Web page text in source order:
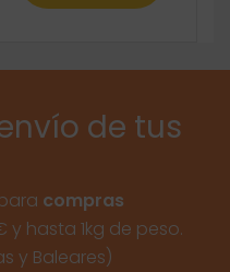
de tus
compras
y hasta 1kg de peso.
y Baleares)